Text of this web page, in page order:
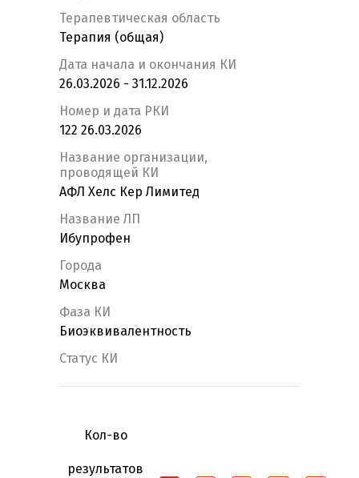
Терапевтическая область
Терапия (общая)
Дата начала и окончания КИ
26.03.2026 - 31.12.2026
Номер и дата РКИ
122 26.03.2026
Название организации,
проводящей КИ
АФЛ Хелс Кер Лимитед
Название ЛП
Ибупрофен
Города
Москва
Фаза КИ
Биоэквивалентность
Статус КИ
Кол-во
результатов